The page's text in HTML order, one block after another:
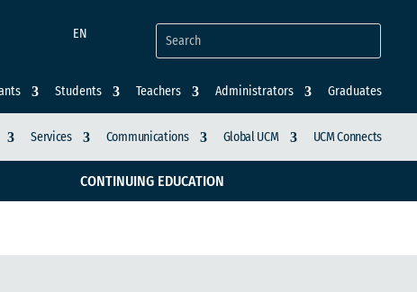
EN
Students Teachers Administrators Graduates
Services Communications Global UCM UCM Connects
CONTINUING EDUCATION